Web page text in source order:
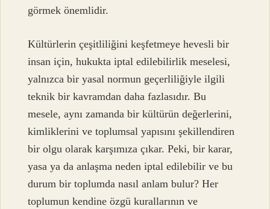
görmek önemlidir.
Kültürlerin çeşitliliğini keşfetmeye hevesli bir
insan için, hukukta iptal edilebilirlik meselesi,
yalnızca bir yasal normun geçerliliğiyle ilgili
teknik bir kavramdan daha fazlasıdır. Bu
mesele, aynı zamanda bir kültürün değerlerini,
kimliklerini ve toplumsal yapısını şekillendiren
bir olgu olarak karşımıza çıkar. Peki, bir karar,
yasa ya da anlaşma neden iptal edilebilir ve bu
durum bir toplumda nasıl anlam bulur? Her
toplumun kendine özgü kurallarının ve